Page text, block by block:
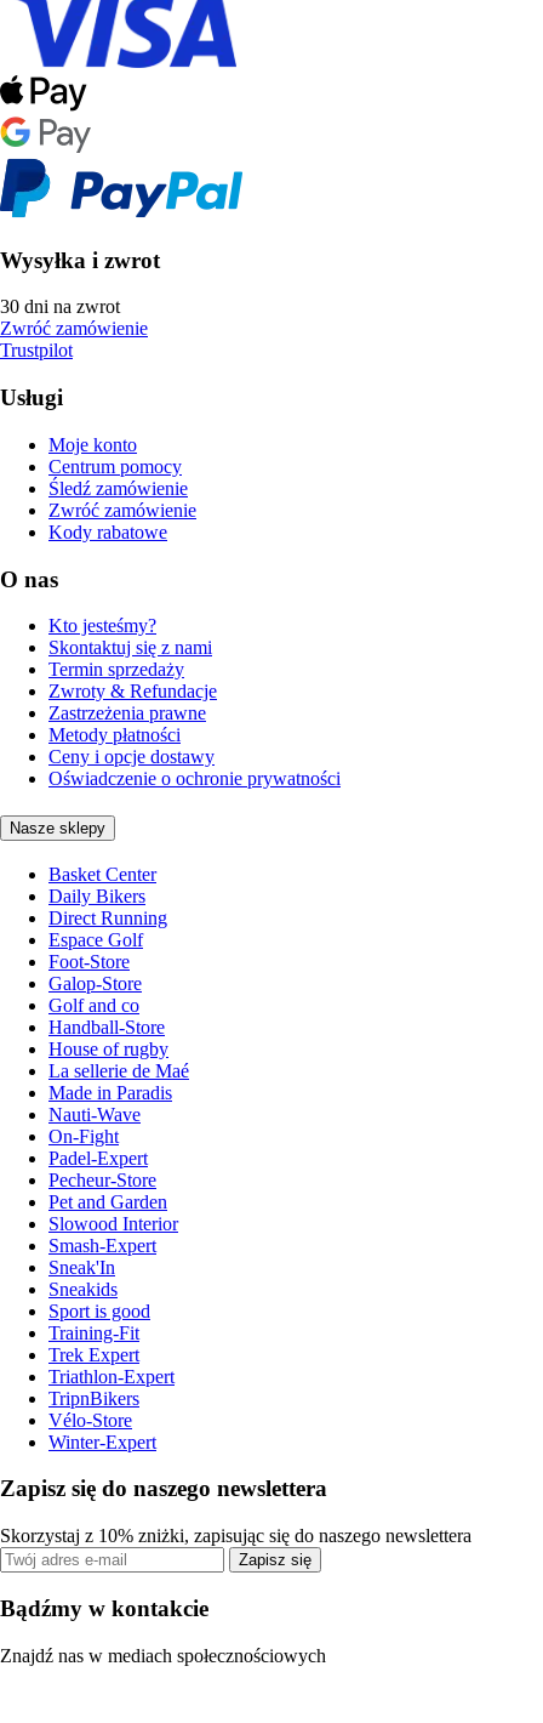
Wysyłka i zwrot
30 dni na zwrot
Zwróć zamówienie
Trustpilot
Usługi
Moje konto
Centrum pomocy
Śledź zamówienie
Zwróć zamówienie
Kody rabatowe
O nas
Kto jesteśmy?
Skontaktuj się z nami
Termin sprzedaży
Zwroty & Refundacje
Zastrzeżenia prawne
Metody płatności
Ceny i opcje dostawy
Oświadczenie o ochronie prywatności
Nasze sklepy
Basket Center
Daily Bikers
Direct Running
Espace Golf
Foot-Store
Galop-Store
Golf and co
Handball-Store
House of rugby
La sellerie de Maé
Made in Paradis
Nauti-Wave
On-Fight
Padel-Expert
Pecheur-Store
Pet and Garden
Slowood Interior
Smash-Expert
Sneak'In
Sneakids
Sport is good
Training-Fit
Trek Expert
Triathlon-Expert
TripnBikers
Vélo-Store
Winter-Expert
Zapisz się do naszego newslettera
Skorzystaj z 10% zniżki, zapisując się do naszego newslettera
Zapisz się
Bądźmy w kontakcie
Znajdź nas w mediach społecznościowych